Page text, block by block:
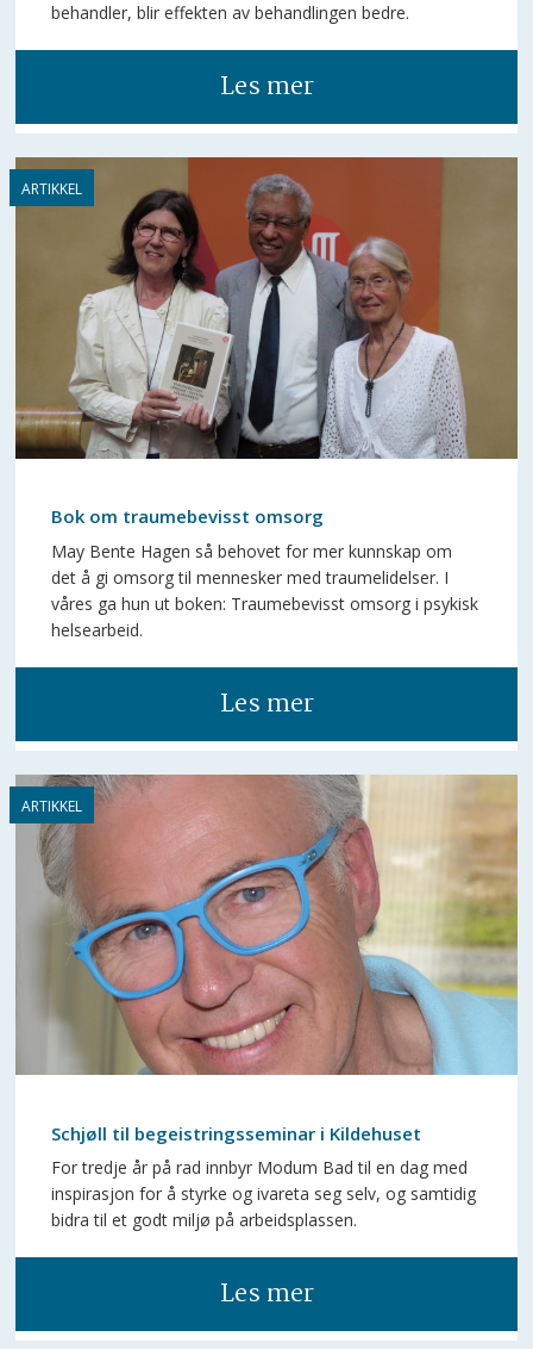
behandler, blir effekten av behandlingen bedre.
Les mer
Bok om traumebevisst omsorg
May Bente Hagen så behovet for mer kunnskap om
det å gi omsorg til mennesker med traumelidelser. I
våres ga hun ut boken: Traumebevisst omsorg i psykisk
helsearbeid.
Les mer
Schjøll til begeistringsseminar i Kildehuset
For tredje år på rad innbyr Modum Bad til en dag med
inspirasjon for å styrke og ivareta seg selv, og samtidig
bidra til et godt miljø på arbeidsplassen.
Les mer